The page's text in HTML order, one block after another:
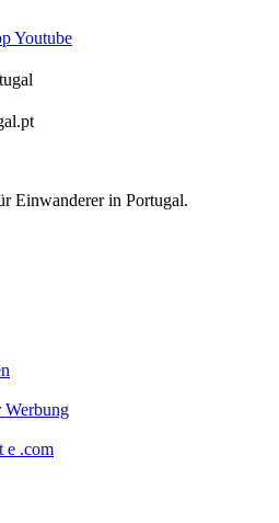
Youtube
Einwanderer in Portugal.
Werbung
e .com